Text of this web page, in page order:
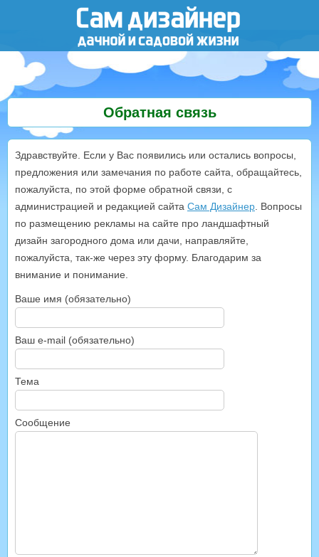
Обратная связь
Здравствуйте. Если у Вас появились или остались вопросы,
предложения или замечания по работе сайта, обращайтесь,
пожалуйста, по этой форме обратной связи, с
администрацией и редакцией сайта Сам Дизайнер . Вопросы
по размещению рекламы на сайте про ландшафтный
дизайн загородного дома или дачи, направляйте,
пожалуйста, так-же через эту форму. Благодарим за
внимание и понимание.
Ваше имя (обязательно)
Ваш e-mail (обязательно)
Тема
Сообщение